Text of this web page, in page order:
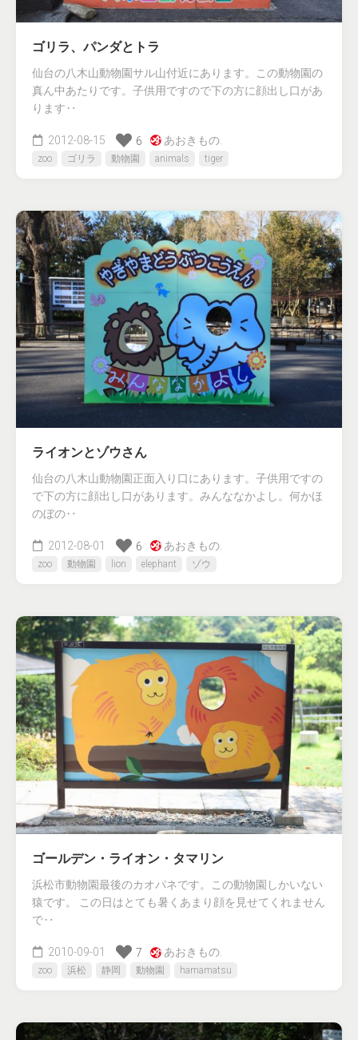
ゴリラ、パンダとトラ
仙台の八木山動物園サル山付近にあります。この動物園の
真ん中あたりです。子供用ですので下の方に顔出し口があ
ります‥
2012-08-15 6 あおきもの.
zoo ゴリラ 動物園 animals tiger
ライオンとゾウさん
仙台の八木山動物園正面入り口にあります。子供用ですの
で下の方に顔出し口があります。みんななかよし。何かほ
のぼの‥
2012-08-01 6 あおきもの.
zoo 動物園 lion elephant ゾウ
ゴールデン・ライオン・タマリン
浜松市動物園最後のカオパネです。この動物園しかいない
猿です。 この日はとても暑くあまり顔を見せてくれません
で‥
2010-09-01 7 あおきもの.
zoo 浜松 静岡 動物園 hamamatsu